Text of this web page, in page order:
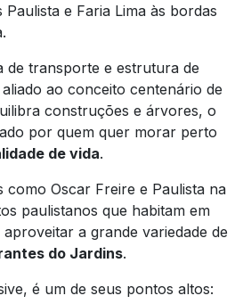
Paulista e Faria Lima às bordas
de transporte e estrutura de
ao conceito centenário de
construções e árvores, o
por quem quer morar perto
de vida.
como Oscar Freire e Paulista na
paulistanos que habitam em
a grande variedade de
do Jardins.
é um de seus pontos altos: